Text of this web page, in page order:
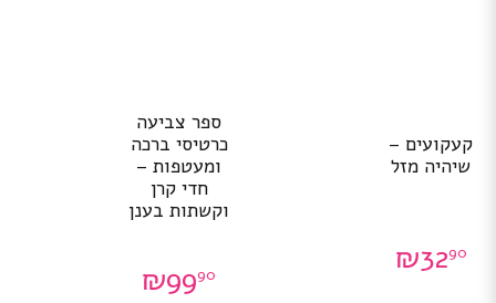
קעקועים –
שיהיה מזל
₪3290
ספר צביעה
כרטיסי ברכה
ומעטפות –
חדי קרן
וקשתות בענן
₪9990